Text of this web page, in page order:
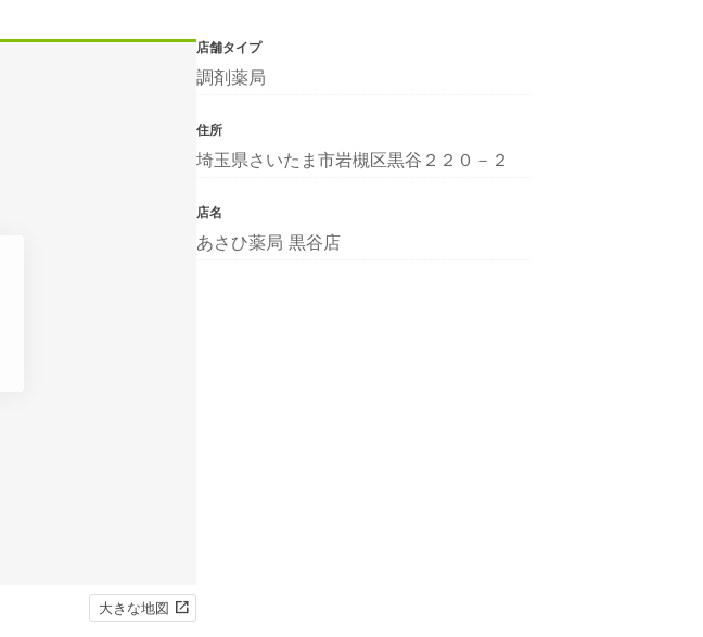
大きな地図
店舗タイプ
調剤薬局
住所
埼玉県さいたま市岩槻区黒谷２２０－２
店名
あさひ薬局 黒谷店